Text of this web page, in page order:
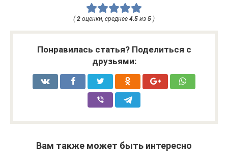
(2 оценки, среднее 4.5 из 5 )
Понравилась статья? Поделиться с
друзьями:
Вам также может быть интересно